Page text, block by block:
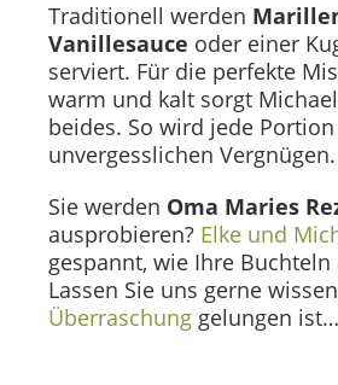
Traditionell werden
Vanillesauce oder einer
serviert. Für die perfekte
warm und kalt sorgt
beides. So wird jede
unvergesslichen Vergnügen.
Sie werden Oma Maries
ausprobieren? Elke und
gespannt, wie Ihre
Lassen Sie uns gerne
Überraschung gelungen